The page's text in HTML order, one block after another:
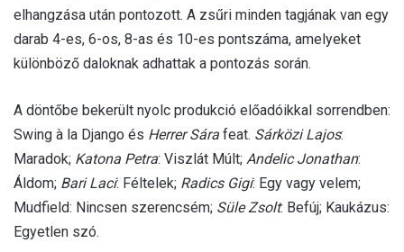
elhangzása után pontozott. A zsűri minden tagjának van egy
darab 4-es, 6-os, 8-as és 10-es pontszáma, amelyeket
különböző daloknak adhattak a pontozás során.
A döntőbe bekerült nyolc produkció előadóikkal sorrendben:
Swing à la Django és Herrer Sára feat. Sárközi Lajos:
Maradok; Katona Petra: Viszlát Múlt; Andelic Jonathan:
Áldom; Bari Laci: Féltelek; Radics Gigi: Egy vagy velem;
Mudfield: Nincsen szerencsém; Süle Zsolt: Befúj; Kaukázus:
Egyetlen szó.